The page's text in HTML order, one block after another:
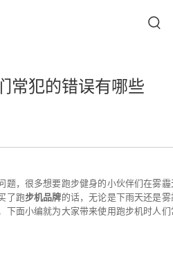
常犯的错误有哪些
题，很多想要跑步健身的小伙伴们在雾霾
了跑步机品牌的话，无论是下雨天还是雾
下面小编就为大家带来使用跑步机时人们